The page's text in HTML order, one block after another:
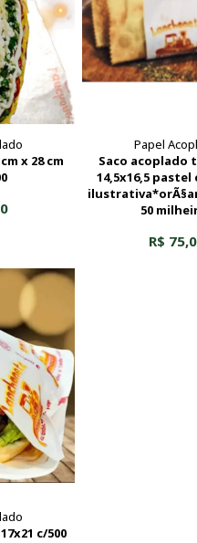
x 28 cm
Papel
Saco acoplado
14,5x16,5
50
R$
c/500